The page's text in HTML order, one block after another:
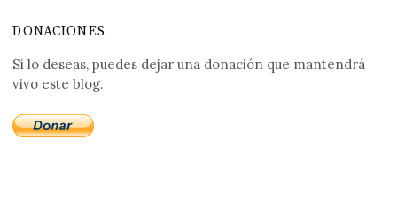
DONACIONES
Si lo deseas, puedes dejar una donación que mantendrá
vivo este blog.